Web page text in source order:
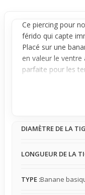
Ce piercing pour
férido qui capte
Placé sur une
en valeur le
parfaite pour les
Compact et
peaux sensibles,
bijou. Sa taille
Pour un premier
DIAMÈTRE DE LA
LONGUEUR DE LA
TYPE :Banane